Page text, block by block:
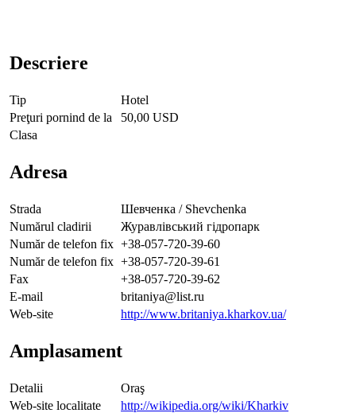
Descriere
Tip
Hotel
Preţuri pornind de la
50,00 USD
Clasa
Adresa
Strada
Шевченка / Shevchenka
Numărul cladirii
Журавлівський гідропарк
Număr de telefon fix +38-057-720-39-60
Număr de telefon fix +38-057-720-39-61
Fax
+38-057-720-39-62
E-mail
britaniya@list.ru
Web-site
http://www.britaniya.kharkov.ua/
Amplasament
Detalii
Oraş
Web-site localitate
http://wikipedia.org/wiki/Kharkiv